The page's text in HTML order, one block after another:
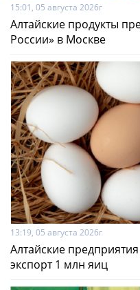
15:01, 05 августа 2026г
Алтайские продукты
России» в Москве
13:19, 05 августа 2026г
Алтайские
экспорт 1 млн яиц